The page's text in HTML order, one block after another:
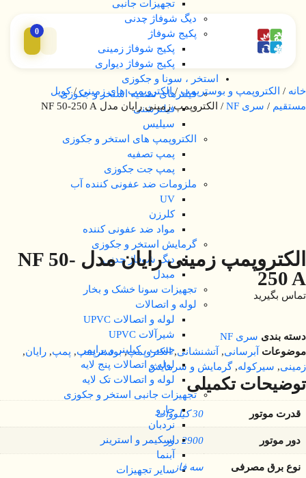
تجهیزات جانبی
دیگ شوفاژ چدنی
پکیج شوفاژ
پکیج شوفاژ زمینی
پکیج شوفاژ دیواری
استخر ، سونا و جکوزی
فیلترهای تصفیه استخر و جکوزی
فیلترشنی
سیلیس
الکتروپمپ های استخر و جکوزی
پمپ تصفیه
پمپ جت جکوزی
ملزومات ضد عفونی کننده آب
UV
کلرزن
مواد ضد عفونی کننده
گرمایش استخر و جکوزی
دیگ شوفاژ چدنی
مبدل
تجهیزات سونا خشک و بخار
لوله و اتصالات
لوله و اتصالات UPVC
شیرآلات UPVC
چسب ، کیلینر و پرایمر
لوله و اتصالات پنج لایه
لوله و اتصالات تک لایه
تجهیزات جانبی استخر و جکوزی
جارو
نردبان
اسکیمر و استرینر
آبنما
سایر تجهیزات
0
خانه / الکتروپمپ و بوسترپمپ /الکتروپمپ های زمینی/کوپل
مستقیم / سری NF / الکتروپمپ زمینی رایان مدل NF 50-250 A
الکتروپمپ زمینی رایان مدل NF 50-
250 A
تماس بگیرید
دسته بندی سری NF
موضوعات
آبرسانی, آتشنشانی,الکتروپمپ,بوسترپمپ, پمپ, رایان,
زمینی, سیرکوله,گرمایش و سرمایش
توضیحات تکمیلی
قدرت موتور 30 کیلووات
دور موتور 2900 دور
نوع برق مصرفی سه فاز